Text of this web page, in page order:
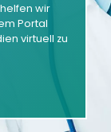
wir
Portal
virtuell zu